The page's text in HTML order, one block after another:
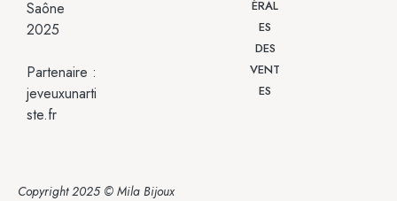
Saône
2025
Partenaire :
jeveuxunarti
ste.fr
ÉRAL
ES
DES
VENT
ES
Copyright 2025 © Mila Bijoux